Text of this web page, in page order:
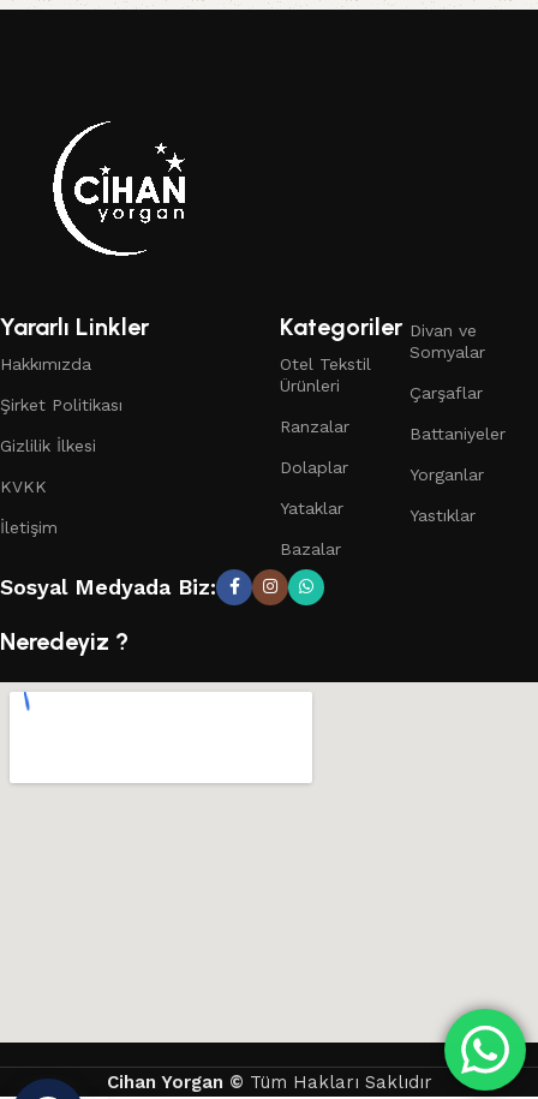
Yararlı Linkler
Hakkımızda
Şirket Politikası
Gizlilik İlkesi
KVKK
İletişim
Kategoriler
Otel Tekstil
Ürünleri
Ranzalar
Dolaplar
Yataklar
Bazalar
Divan ve
Somyalar
Çarşaflar
Battaniyeler
Yorganlar
Yastıklar
Sosyal Medyada Biz:
Neredeyiz ?
Cihan Yorgan © Tüm Hakları Saklıdır